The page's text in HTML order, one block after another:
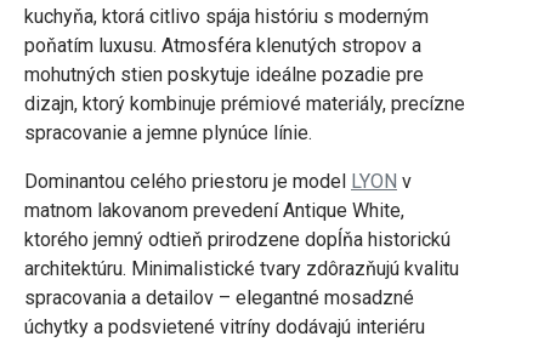
kuchyňa, ktorá citlivo spája históriu s moderným
poňatím luxusu. Atmosféra klenutých stropov a
mohutných stien poskytuje ideálne pozadie pre
dizajn, ktorý kombinuje prémiové materiály, precízne
spracovanie a jemne plynúce línie.
Dominantou celého priestoru je model LYON v
matnom lakovanom prevedení Antique White,
ktorého jemný odtieň prirodzene dopĺňa historickú
architektúru. Minimalistické tvary zdôrazňujú kvalitu
spracovania a detailov – elegantné mosadzné
úchytky a podsvietené vitríny dodávajú interiéru